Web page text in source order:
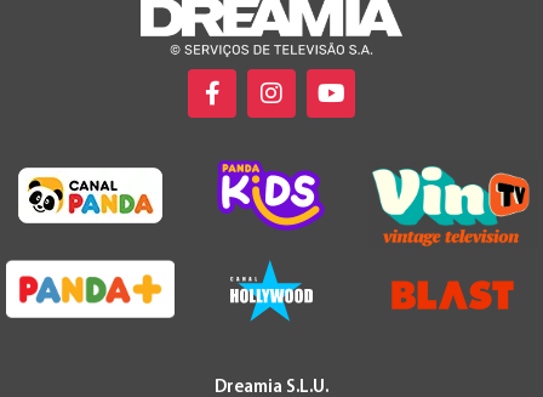
Dreamia S.L.U.